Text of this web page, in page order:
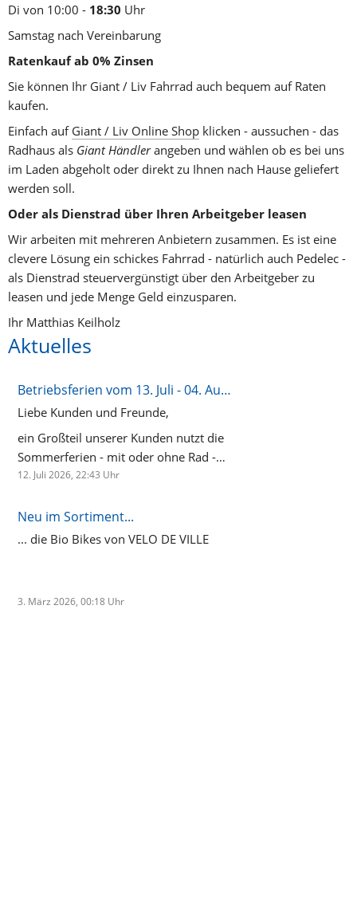
Di von 10:00 - 18:30 Uhr
Samstag nach Vereinbarung
Ratenkauf ab 0% Zinsen
Sie können Ihr Giant / Liv Fahrrad auch bequem auf Raten
kaufen.
Einfach auf Giant / Liv Online Shop klicken - aussuchen - das
Radhaus als Giant Händler angeben und wählen ob es bei uns
im Laden abgeholt oder direkt zu Ihnen nach Hause geliefert
werden soll.
Oder als Dienstrad über Ihren Arbeitgeber leasen
Wir arbeiten mit mehreren Anbietern zusammen. Es ist eine
clevere Lösung ein schickes Fahrrad - natürlich auch Pedelec -
als Dienstrad steuervergünstigt über den Arbeitgeber zu
leasen und jede Menge Geld einzusparen.
Ihr Matthias Keilholz
Aktuelles
Betriebsferien vom 13. Juli - 04. August 2026
Liebe Kunden und Freunde,
ein Großteil unserer Kunden nutzt die
Sommerferien - mit oder ohne Rad -
für eine kleine Auszeit in der Ferne. Im
heißer. So entschwindet auch das
Radhaus Team während der heißen
Vielen Dank für euer Verständnis und
12. Juli 2026, 22:43 Uhr
Neu im Sortiment...
... die Bio Bikes von VELO DE VILLE
3. März 2026, 00:18 Uhr